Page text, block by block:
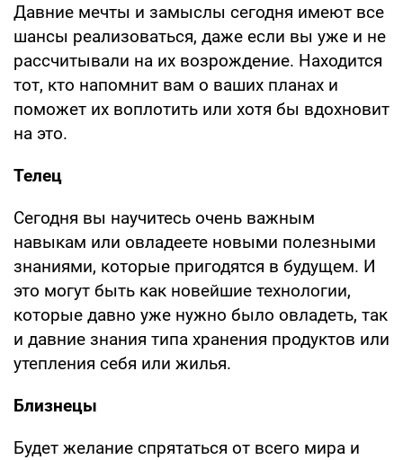
Давние мечты и замыслы сегодня имеют все
шансы реализоваться, даже если вы уже и не
рассчитывали на их возрождение. Находится
тот, кто напомнит вам о ваших планах и
поможет их воплотить или хотя бы вдохновит
на это.
Телец
Сегодня вы научитесь очень важным
навыкам или овладеете новыми полезными
знаниями, которые пригодятся в будущем. И
это могут быть как новейшие технологии,
которые давно уже нужно было овладеть, так
и давние знания типа хранения продуктов или
утепления себя или жилья.
Близнецы
Будет желание спрятаться от всего мира и